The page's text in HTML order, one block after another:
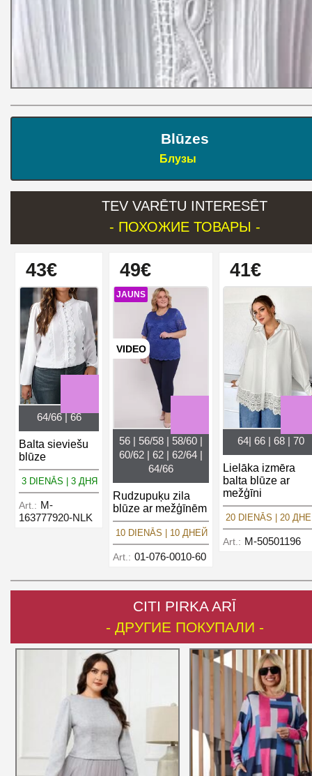
Blūzes
Блузы
TEV VARĒTU INTERESĒT
- ПОХОЖИЕ ТОВАРЫ -
43€
64/66 | 66
Balta sieviešu
blūze
3 DIENĀS | 3 ДНЯ
Art.: M-
163777920-NLK
49€
JAUNS
VIDEO
56 | 56/58 | 58/60 |
60/62 | 62 | 62/64 |
64/66
Rudzupuķu zila
blūze ar mežģīnēm
10 DIENĀS | 10 ДНЕЙ
Art.: 01-076-0010-60
41€
64| 66 | 68 | 70
Lielāka izmēra
balta blūze ar
mežģīni
20 DIENĀS | 20
Art.: M-50501196
CITI PIRKA ARĪ
- ДРУГИЕ ПОКУПАЛИ -